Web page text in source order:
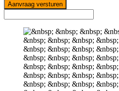
Aanvraag versturen